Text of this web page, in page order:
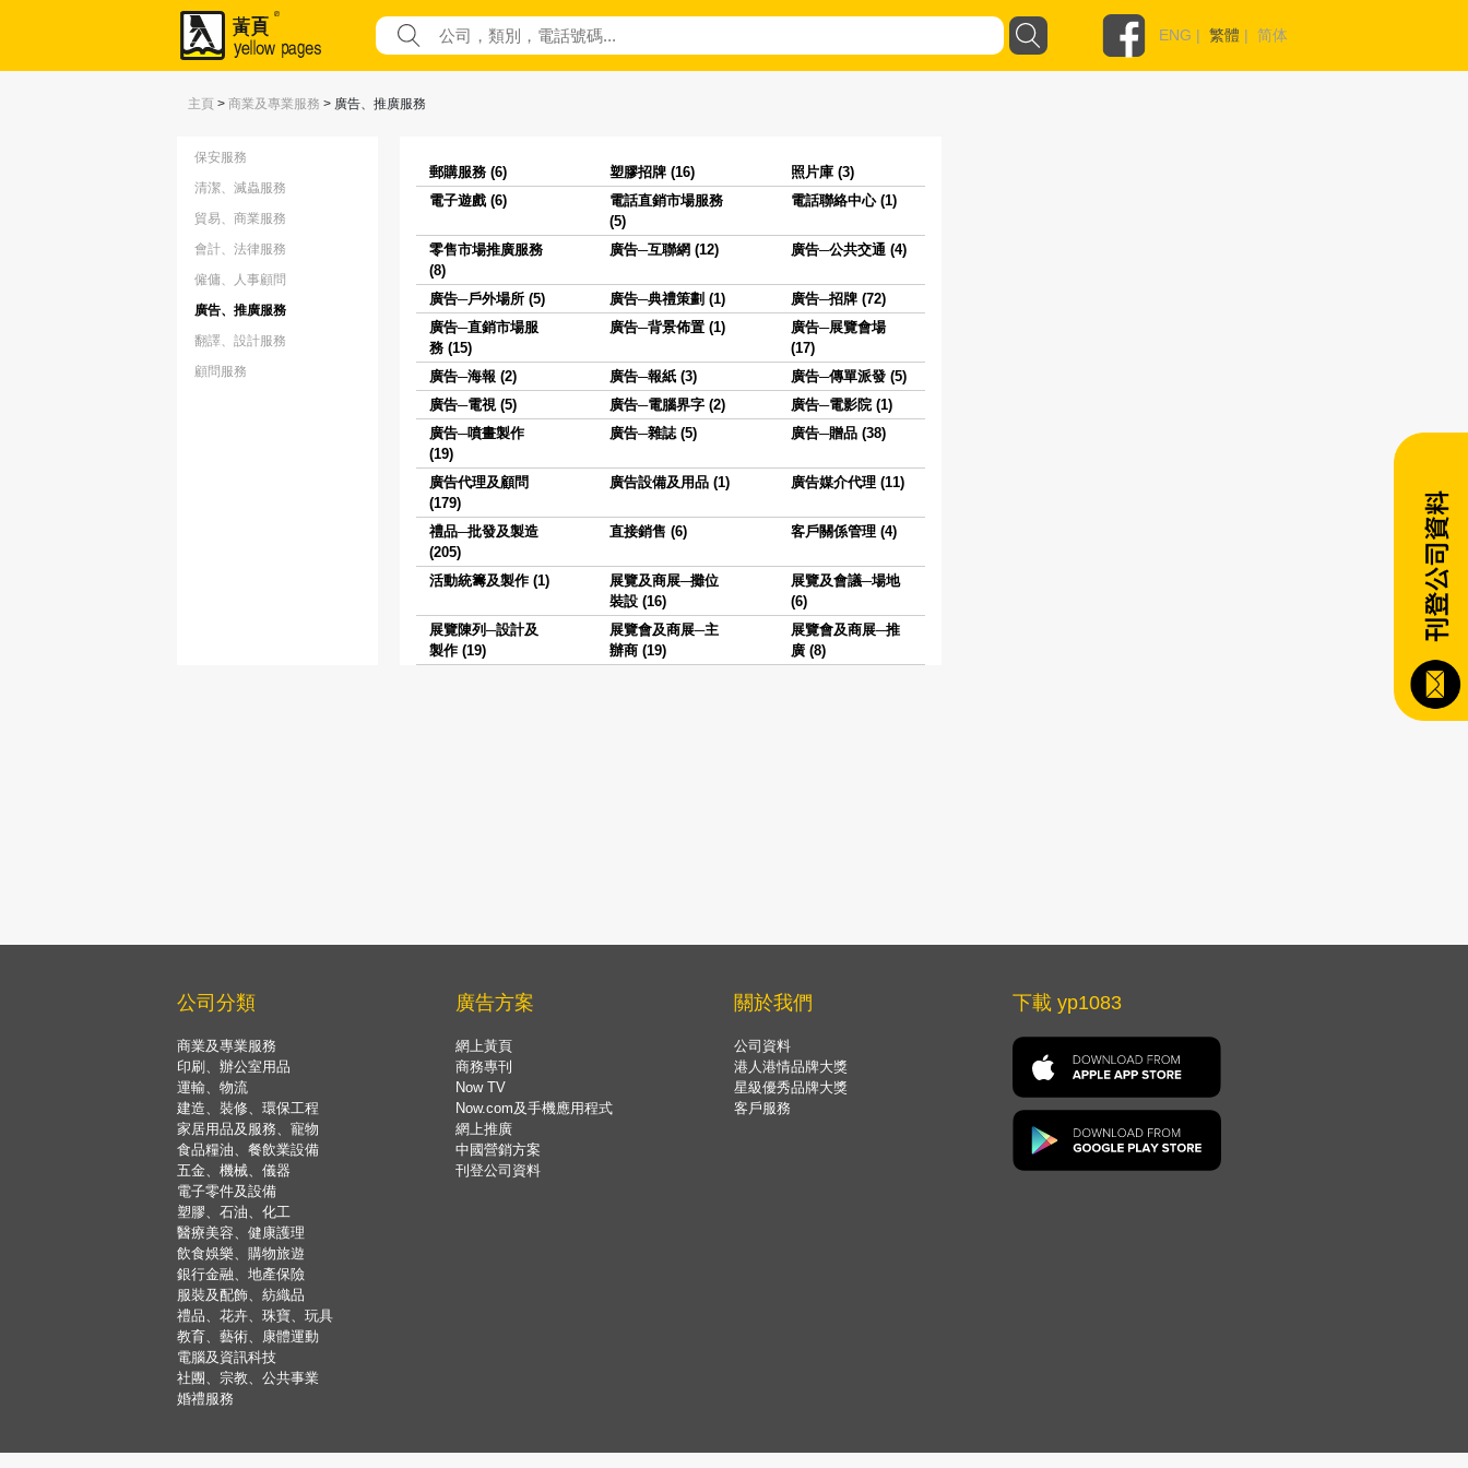
ENG | 繁體 | 简体
主頁 > 商業及專業服務 > 廣告、推廣服務
保安服務
清潔、滅蟲服務
貿易、商業服務
會計、法律服務
僱傭、人事顧問
廣告、推廣服務
翻譯、設計服務
顧問服務
郵購服務 (6) 塑膠招牌 (16)
照片庫 (3)
電子遊戲 (6)
電話直銷市場服務
(5)
電話聯絡中心 (1)
零售市場推廣服務
(8)
廣告─互聯網 (12) 廣告─公共交通 (4)
廣告─戶外場所 (5) 廣告─典禮策劃 (1)
廣告─招牌 (72)
廣告─直銷市場服
務 (15)
廣告─背景佈置 (1)
廣告─展覽會場
(17)
廣告─海報 (2)
廣告─報紙 (3)
廣告─傳單派發 (5)
廣告─電視 (5)
廣告─電腦界字 (2)
廣告─電影院 (1)
廣告─噴畫製作
(19)
廣告─雜誌 (5) 廣告─贈品 (38)
廣告代理及顧問
(179)
廣告設備及用品 (1) 廣告媒介代理 (11)
禮品─批發及製造
(205)
直接銷售 (6) 客戶關係管理 (4)
活動統籌及製作 (1)
展覽及商展─攤位
裝設 (16)
展覽及會議─場地
(6)
展覽陳列─設計及
製作 (19)
展覽會及商展─主
辦商 (19)
展覽會及商展─推
廣 (8)
公司分類
商業及專業服務
印刷、辦公室用品
運輸、物流
建造、裝修、環保工程
家居用品及服務、寵物
食品糧油、餐飲業設備
五金、機械、儀器
電子零件及設備
塑膠、石油、化工
醫療美容、健康護理
飲食娛樂、購物旅遊
銀行金融、地產保險
服裝及配飾、紡織品
禮品、花卉、珠寶、玩具
教育、藝術、康體運動
電腦及資訊科技
社團、宗教、公共事業
婚禮服務
廣告方案
網上黃頁
商務專刊
Now TV
Now.com及手機應用程式
網上推廣
中國營銷方案
刊登公司資料
關於我們
公司資料
港人港情品牌大獎
星級優秀品牌大獎
客戶服務
下載 yp1083